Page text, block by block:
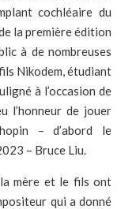
cochléaire du
la première édition
à de nombreuses
Nikodem, étudiant
à l’occasion de
l’honneur de jouer
– d’abord le
– Bruce Liu.
mère et le fils ont
qui a donné